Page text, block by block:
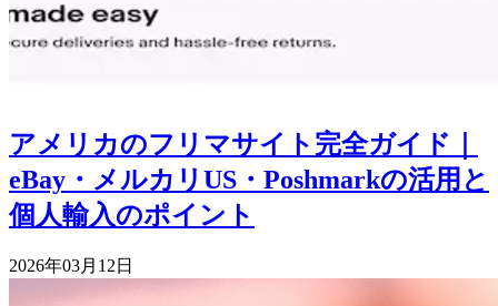
アメリカのフリマサイト完全ガイド｜
eBay・メルカリUS・Poshmarkの活用と
個人輸入のポイント
2026年03月12日